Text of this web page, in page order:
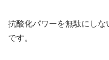
抗酸化パワーを無駄にしな
です。